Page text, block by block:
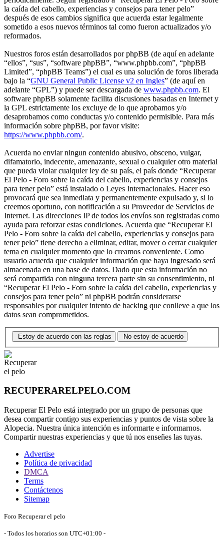
la caída del cabello, experiencias y consejos para tener pelo”
después de esos cambios significa que acuerda estar legalmente
sometido a esos nuevos términos tal como fueron actualizados y/o
reformados.
Nuestros foros están desarrollados por phpBB (de aquí en adelante
“ellos”, “sus”, “software phpBB”, “www.phpbb.com”, “phpBB
Limited”, “phpBB Teams”) el cual es una solución de foros liberada
bajo la “GNU General Public License v2 en Ingles” (de aquí en
adelante “GPL”) y puede ser descargada de www.phpbb.com. El
software phpBB solamente facilita discusiones basadas en Internet y
la GPL estrictamente los excluye de lo que aprobamos y/o
desaprobamos como conductas y/o contenido permisible. Para más
información sobre phpBB, por favor visite:
https://www.phpbb.com/.
Acuerda no enviar ningun contenido abusivo, obsceno, vulgar,
difamatorio, indecente, amenazante, sexual o cualquier otro material
que pueda violar cualquier ley de su país, el país donde “Recuperar
El Pelo - Foro sobre la caída del cabello, experiencias y consejos
para tener pelo” está instalado o Leyes Internacionales. Hacer eso
provocará que sea inmediata y permanentemente expulsado y, si lo
creemos oportuno, con notificación a su Proveedor de Servicios de
Internet. Las direcciones IP de todos los envíos son registradas como
ayuda para reforzar estas condiciones. Acuerda que “Recuperar El
Pelo - Foro sobre la caída del cabello, experiencias y consejos para
tener pelo” tiene derecho a eliminar, editar, mover o cerrar cualquier
tema en cualquier momento que lo creamos conveniente. Como
usuario acuerda que cualquier información que haya ingresado será
almacenada en una base de datos. Dado que esta información no
será compartida con ninguna tercera parte sin su consentimiento, ni
“Recuperar El Pelo - Foro sobre la caída del cabello, experiencias y
consejos para tener pelo” ni phpBB podrán considerarse
responsables por cualquier intento de hacking que conlleve a que los
datos sean comprometidos.
Estoy de acuerdo con las reglas No estoy de acuerdo
RECUPERARELPELO.COM
Recuperar El Pelo está integrado por un grupo de personas que
desea compartir contigo sus experiencias y puntos de vista sobre la
Alopecia. Nuestra única intención es informarte e informarnos.
Compartir nuestras experiencias y que tú nos enseñes las tuyas.
Advertise
Política de privacidad
DMCA
Terms
Contáctenos
Sitemap
Foro Recuperar el pelo
- Todos los horarios son UTC+01:00 -